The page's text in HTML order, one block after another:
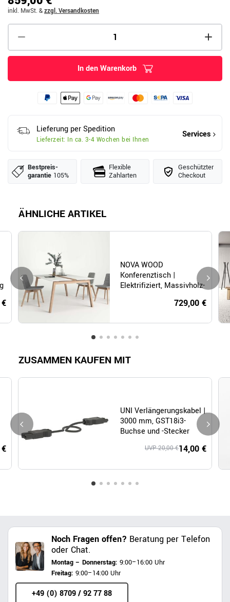
inkl. MwSt. &zzgl. Versandkosten
In den Warenkorb
Lieferung per Spedition
Lieferzeit: In ca. 3-4 Wochen bei Ihnen
Services
Bestpreis­
garantie 105%
Flexible
Zahlarten
Geschützter
Checkout
ÄHNLICHE ARTIKEL
NOVA WOOD
Konferenztisch |
Elektrifiziert, Massivholz-
729,00 €
ZUSAMMEN KAUFEN MIT
UNI Verlängerungskabel |
3000 mm, GST18i3-
Buchse und -Stecker
14,00 €
UVP 20,00 €
Noch Fragen offen? Beratung per Telefon
oder Chat.
Montag – Donnerstag: 9:00–16:00 Uhr
Freitag: 9:00–14:00 Uhr
+49 (0) 8709 / 92 77 88